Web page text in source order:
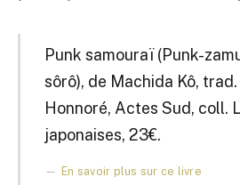
Punk samouraï (Punk-
sôrô), de Machida Kô,
Honnoré, Actes Sud, coll.
japonaises, 23€.
En savoir plus sur ce livre